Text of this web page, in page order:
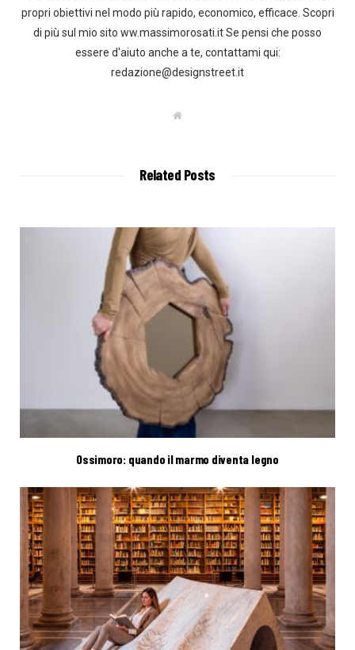
propri obiettivi nel modo più rapido, economico, efficace. Scopri
di più sul mio sito ww.massimorosati.it Se pensi che posso
essere d'aiuto anche a te, contattami qui:
redazione@designstreet.it
W
Related Posts
Ossimoro: quando il marmo diventa legno